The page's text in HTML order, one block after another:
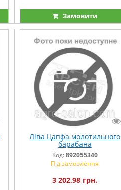
Замовити
Ліва Цапфа молотильного
барабана
Код:892055340
Під замовлення
3 202,98 грн.